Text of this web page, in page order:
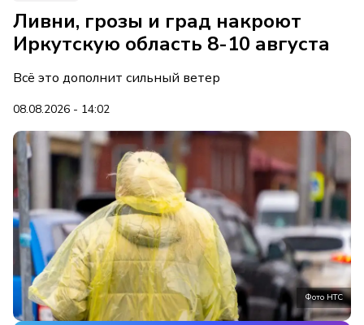
Ливни, грозы и град накроют
Иркутскую область 8-10 августа
Всё это дополнит сильный ветер
08.08.2026 - 14:02
Фото НТС